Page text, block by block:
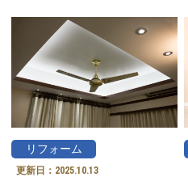
リフォーム
更新日： 2025.10.13